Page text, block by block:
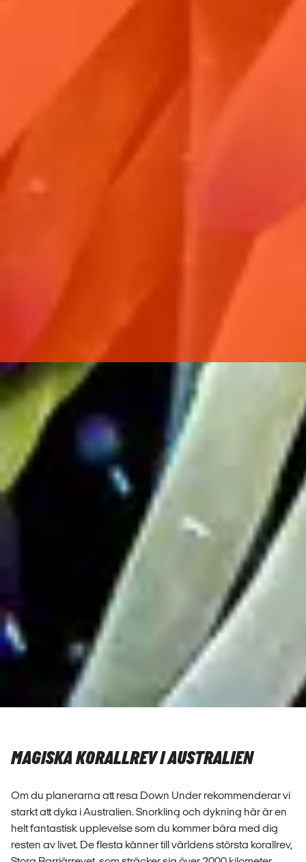
MAGISKA KORALLREV I AUSTRALIEN
Om du planerarna att resa Down Under rekommenderar vi
starkt att dyka i Australien. Snorkling och dykning här är en
helt fantastisk upplevelse som du kommer bära med dig
resten av livet. De flesta känner till världens största korallrev,